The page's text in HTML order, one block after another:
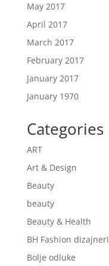
May 2017
April 2017
March 2017
February 2017
January 2017
January 1970
Categories
ART
Art & Design
Beauty
beauty
Beauty & Health
BH Fashion dizajneri
Bolje odluke